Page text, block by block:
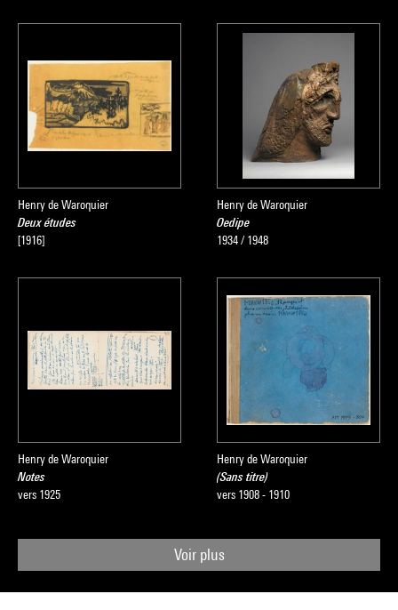
Henry de Waroquier
Deux études
[1916]
Henry de Waroquier
Oedipe
1934 / 1948
Henry de Waroquier
Notes
vers 1925
Henry de Waroquier
(Sans titre)
vers 1908 - 1910
Voir plus